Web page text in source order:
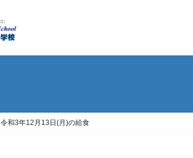
令和3年12月13日(月)の給食